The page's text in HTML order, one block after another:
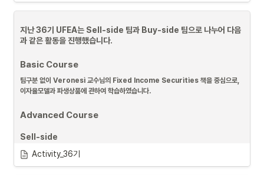
Spot Curve도출, Spot Curve에서 Forward Curve 만들기
지난 36기 UFEA는 Sell-side 팀과 Buy-side 팀으로 나누어 다음
과 같은 활동을 진행했습니다.
Basic Course
팀구분 없이 Veronesi 교수님의 Fixed Income Securities 책을 중심으로,
이자율모델과 파생상품에 관하여 학습하였습니다.
Advanced Course
Sell-side
Basic Course에서 학습한 이자율 모형을 심화해서 학습하였습니다.
Activity_36기